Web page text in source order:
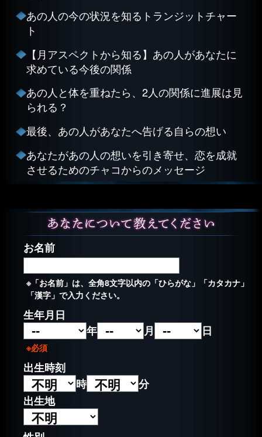
あの人の今の状況を知るトランジットチャー
ト
【月アスペクトから知る】あの人があなたに
求めている今後の関係
あの人と体を重ねたら、2人の関係に進展は見
られる？
最後、あの人があなたへ告げる自らの想い
あなたがあの人の想いを引き寄せ、恋を成就
させるためのチャコからのメッセージ
お名前
※「お名前」は、全角8文字以内の「ひらがな」「カタカナ」
「漢字」で入力ください。
生年月日
年
月 日
※必須
出生時刻
時
分
出生地